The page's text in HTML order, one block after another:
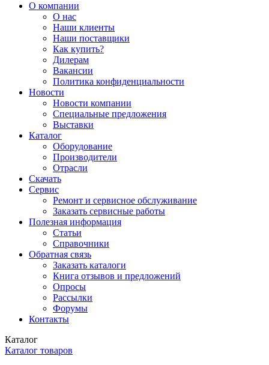
О компании
О нас
Наши клиенты
Наши поставщики
Как купить?
Дилерам
Вакансии
Политика конфиденциальности
Новости
Новости компании
Специальные предложения
Выставки
Каталог
Оборудование
Производители
Отрасли
Скачать
Сервис
Ремонт и сервисное обслуживание
Заказать сервисные работы
Полезная информация
Статьи
Справочники
Обратная связь
Заказать каталоги
Книга отзывов и предложений
Опросы
Рассылки
Форумы
Контакты
Каталог
Каталог товаров